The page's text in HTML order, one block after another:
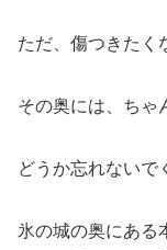
ただ、傷つきたく
その奥には、ちゃ
どうか忘れないで
氷の城の奥にある